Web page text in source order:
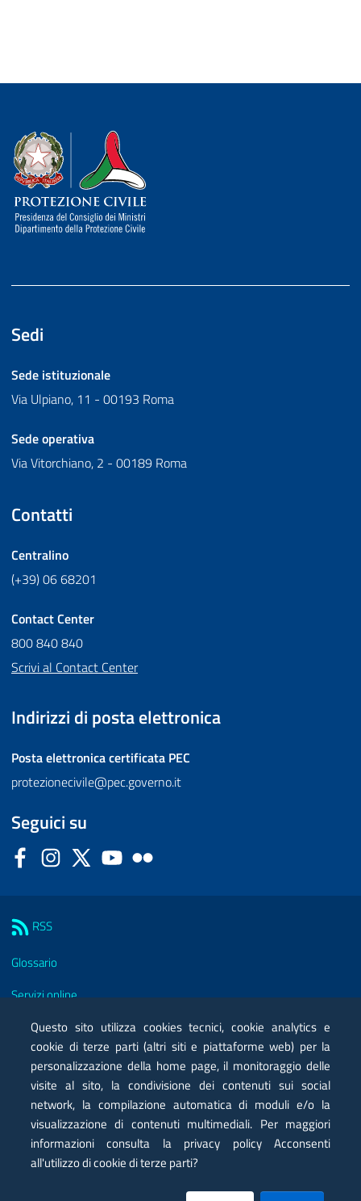
Dipartimento della Protezione Civile
Sedi
Sede istituzionale
Via Ulpiano, 11 - 00193 Roma
Sede operativa
Via Vitorchiano, 2 - 00189 Roma
Contatti
Centralino
(+39) 06 68201
Contact Center
800 840 840
Scrivi al Contact Center
Indirizzi di posta elettronica
Posta elettronica certificata PEC
protezionecivile@pec.governo.it
Seguici su
FacebookInstagram
Twitter YouTube
RSS
Glossario
Servizi online
Moduli
Posta elettronica certificata PEC
Privacy
Note legali
Contatti
Questo sito utilizza cookies tecnici, cookie analytics e
cookie di terze parti (altri siti e piattaforme web) per la
personalizzazione della home page, il monitoraggio delle
visite al sito, la condivisione dei contenuti sui social
network, la compilazione automatica di moduli e/o la
visualizzazione di contenuti multimediali. Per maggiori
informazioni consulta la privacy policy Acconsenti
all'utilizzo di cookie di terze parti?